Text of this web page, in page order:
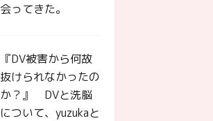
会ってきた。
『DV被害から何故
抜けられなかったの
か？』 DVと洗脳
について、yuzukaと